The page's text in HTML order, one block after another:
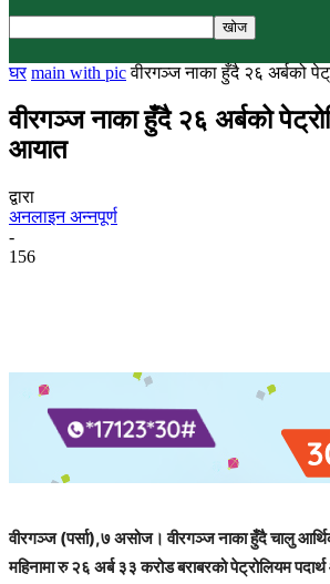
घर main with pic वीरगञ्ज नाका हुँदै २६ अर्बको
वीरगञ्ज नाका हुँदै २६ अर्बको
आयात
द्वारा
अनलाइन अन्नपूर्ण
-
156
वीरगञ्ज (पर्सा),७ असोज। वीरगञ्ज नाका हुँदै चालु
महिनामा रु २६ अर्ब ३३ करोड बराबरको पेट्रोलियम